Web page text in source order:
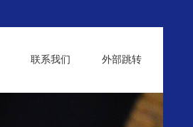
联系我们 外部跳转